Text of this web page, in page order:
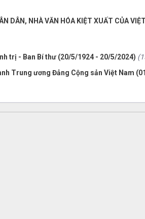
DÂN, NHÀ VĂN HÓA KIỆT XUẤT CỦA
trị - Ban Bí thư (20/5/1924 - 20/5/2024)
Trung ương Đảng Cộng sản Việt Nam